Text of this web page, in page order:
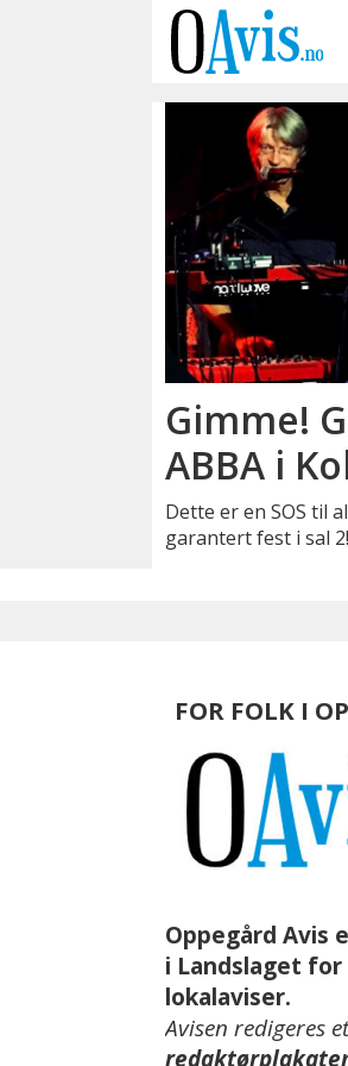
fløysbonn-
musikalen
Gimme!
ABBA i
Dette er en SOS til
garantert fest i sal 2!
FOR FOLK I
Oppegård Avis
i Landslaget for
lokalaviser.
Avisen redigeres